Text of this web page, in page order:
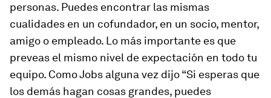
personas. Puedes encontrar las mismas
cualidades en un cofundador, en un socio, mentor,
amigo o empleado. Lo más importante es que
preveas el mismo nivel de expectación en todo tu
equipo. Como Jobs alguna vez dijo “Si esperas que
los demás hagan cosas grandes, puedes